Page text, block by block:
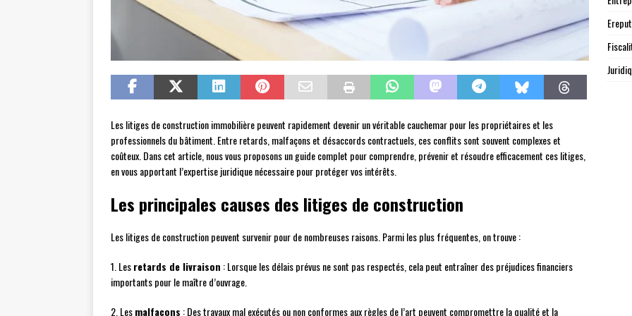
Les litiges de construction immobilière peuvent rapidement devenir un véritable cauchemar pour les propriétaires et les
professionnels du bâtiment. Entre retards, malfaçons et désaccords contractuels, ces conflits sont souvent complexes et
coûteux. Dans cet article, nous vous proposons un guide complet pour comprendre, prévenir et résoudre efficacement ces litiges,
en vous apportant l’expertise juridique nécessaire pour protéger vos intérêts.
Les principales causes des litiges de construction
Les litiges de construction peuvent survenir pour de nombreuses raisons. Parmi les plus fréquentes, on trouve :
1. Lesretards de livraison : Lorsque les délais prévus ne sont pas respectés, cela peut entraîner des préjudices financiers
importants pour le maître d’ouvrage.
2. Lesmalfaçons : Des travaux mal exécutés ou non conformes aux règles de l’art peuvent compromettre la qualité et la